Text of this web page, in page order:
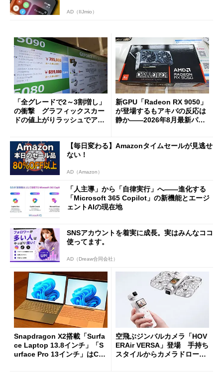
AD（IIJmio）
「全グレードで2～3割増し」
の衝撃 グラフィックスカー
ドの値上がりラッシュでアキ
新GPU「Radeon RX 9050」
が登場するもアキバの反応は
静か――2026年8月最新パー
【毎日変わる】Amazonタイムセールが見逃せ
ない！
AD（Amazon）
「人主導」から「自律実行」へ――進化する
「Microsoft 365 Copilot」の新機能とエージ
ェントAIの現在地
SNSアカウントを着実に成長。実はみんなココ
使ってます。
AD（Dreaw合同会社）
Snapdragon X2搭載「Surfa
ce Laptop 13.8インチ」「S
urface Pro 13インチ」はCop
空飛ぶジンバルカメラ「HOV
ERAir VERSA」登場 手持ち
スタイルからカメラドローン